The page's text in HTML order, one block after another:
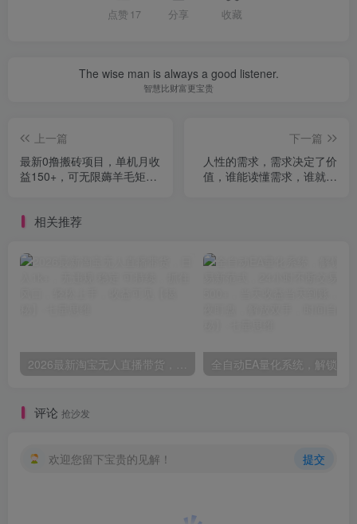
点赞 17 分享 收藏
The wise man is always a good listener.
智慧比财富更宝贵
上一篇
最新0撸搬砖项目，单机月收
益150+，可无限薅羊毛矩阵
下一篇
人性的需求，需求决定了价
值，谁能读懂需求，谁就掌
相关推荐
2026最新淘宝无人直播带货，日入1k+，无违规·稳定·可持续，抓住风口，轻松上手，收益可见【揭秘】
评论 抢沙发
欢迎您留下宝贵的见解！ 提交